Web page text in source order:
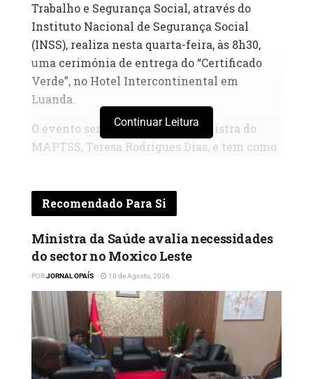
Trabalho e Segurança Social, através do
Instituto Nacional de Segurança Social
(INSS), realiza nesta quarta-feira, às 8h30,
uma cerimónia de entrega do “Certificado
Verde”, no Hotel Intercontinental em
Luanda.
O evento será presidido pela ministra do
MAPTSS, Teresa Rodrigues Dias, e tem como
cumprimento contínuo das suas obrigações
contributivas no Sistema de Protecção
Social Obrigatória.
contribuições sociais e valorizar instituições
que contribuem de forma responsável para a
sustentabilidade da segurança social no
país.
Continuar Leitura
Recomendado Para Si
Ministra da Saúde avalia necessidades
do sector no Moxico Leste
PORJORNAL OPAÍS 10 de Agosto, 2026